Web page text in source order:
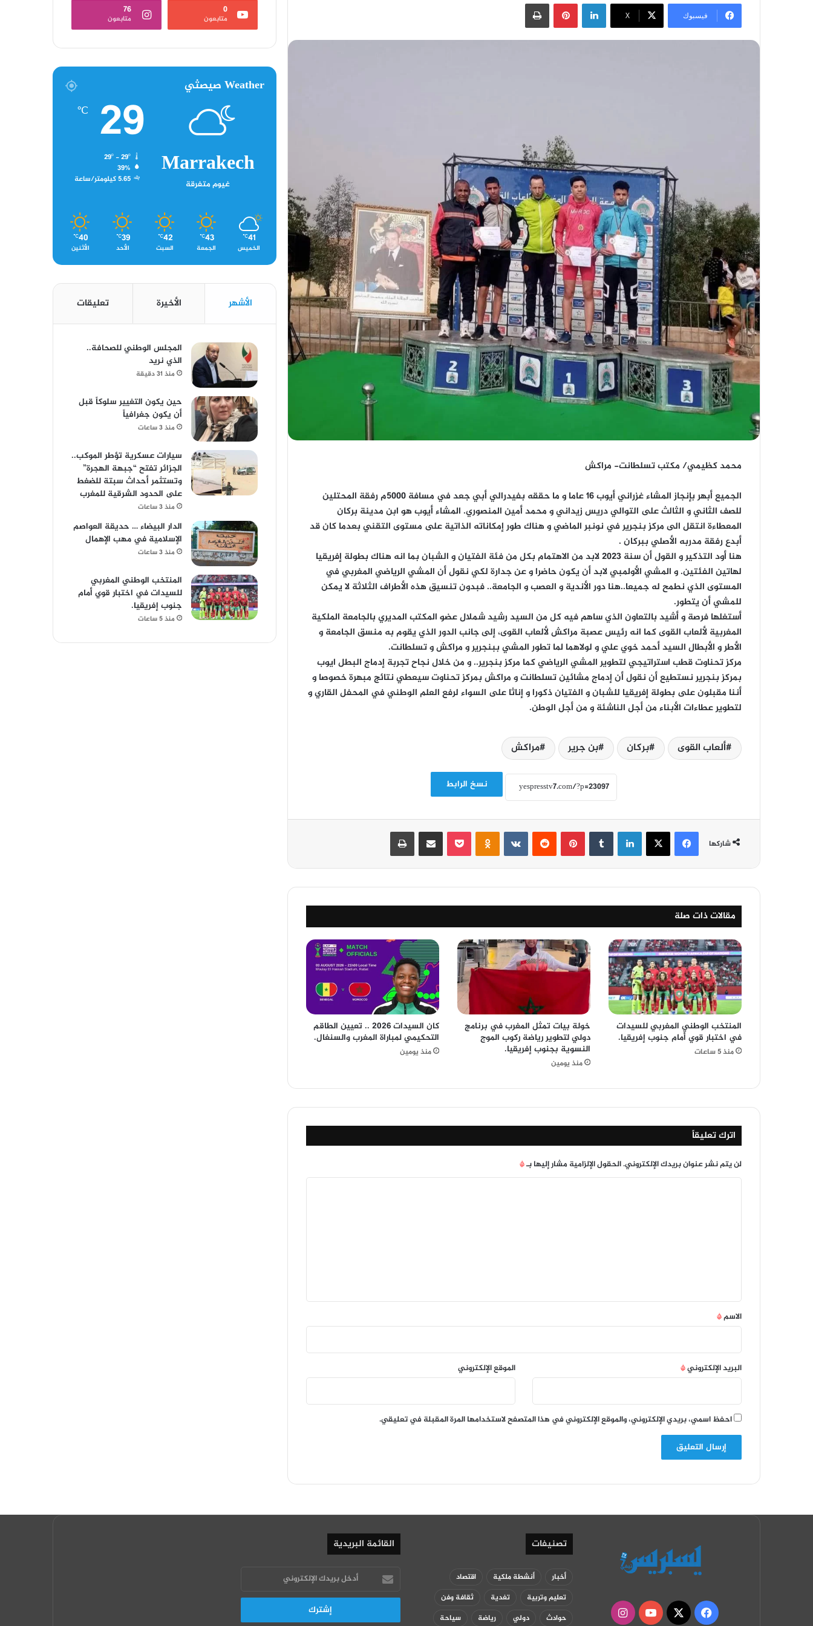
فيسبوك ‫X
لينكدإن بينتيريست
محمد كظيمي/ مكتب تسلطانت- مراكش
الجميع أبهر بإنجاز المشاء غزراني أيوب 16 عاما و ما حققه بفيدرالي أبي جعد في مسافة 5000م رفقة المحتلين
للصف الثاني و الثالث على التوالي دريس زيداني و محمد أمين المنصوري. المشاء أيوب هو ابن مدينة بركان
المعطاءة انتقل الى مركز بنجرير في نونبر الماضي و هناك طور إمكاناته الذاتية على مستوى التقني بعدما كان قد
أبدع رفقة مدربه الأصلي ببركان .
هنا أود التذكير و القول أن سنة 2023 لابد من الاهتمام بكل من فئة الفتيان و الشبان بما انه هناك بطولة إفريقيا
لهاتين الفئتين. و المشي الأولمبي لابد أن يكون حاضرا و عن جدارة لكي نقول أن المشي الرياضي المغربي في
المستوى الذي نطمح له جميعا..هنا دور الأندية و العصب و الجامعة.. فبدون تنسيق هذه الأطراف الثلاثة لا يمكن
للمشي أن يتطور.
أستغلها فرصة و أشيد بالتعاون الذي ساهم فيه كل من السيد رشيد شملال عضو المكتب المديري بالجامعة الملكية
المغربية لألعاب القوى كما انه رئيس عصبة مراكش لألعاب القوى، إلى جانب الدور الذي يقوم به منسق الجامعة و
الأطر و الأبطال السيد أحمد خوي علي و لولاهما لما تطور المشي ببنجرير و مراكش و تسلطانت.
مركز تحناوت قطب استراتيجي لتطوير المشي الرياضي كما مركز بنجرير.. و من خلال نجاح تجربة إدماج البطل ايوب
بمركز بنجرير نستطيع أن نقول أن إدماج مشائين تسلطانت و مراكش بمركز تحناوت سيعطي نتائج مبهرة خصوصا و
أننا مقبلون على بطولة إفريقيا للشبان و الفتيان ذكورا و إناثا على السواء لرفع العلم الوطني في المحفل القاري و
لتطوير عطاءات الأبناء من أجل الناشئة و من أجل الوطن.
ألعاب القوى بركان بن جرير مراكش
نسخ الرابط
شاركها
فيسبوك ‫X لينكدإن بينتيريست مشاركة عبر البريد
مقالات ذات صلة
المنتخب الوطني المغربي للسيدات
في اختبار قوي أمام جنوب إفريقيا.
منذ 5 ساعات
خولة بيات تمثل المغرب في برنامج
دولي لتطوير رياضة ركوب الموج
النسوية بجنوب إفريقيا.
منذ يومين
كان السيدات 2026 .. تعيين الطاقم
التحكيمي لمباراة المغرب والسنغال.
منذ يومين
اترك تعليقاً
لن يتم نشر عنوان بريدك الإلكتروني.الحقول الإلزامية مشار إليها بـ*
*
الاسم*
البريد الإلكتروني* الموقع الإلكتروني
احفظ اسمي، بريدي الإلكتروني، والموقع الإلكتروني في هذا المتصفح لاستخدامها المرة المقبلة في تعليقي.
0
متابعون
76
متابعون
Weather صيصثي
Marrakech
غيوم متفرقة
29
℃
29º - 29º
39%
5.65 كيلومتر/ساعة
41
℃
الخميس
43
℃
الجمعة
42
℃
السبت
39
℃
الأحد
40
℃
الأثنين
الأشهر الأخيرة تعليقات
المجلس الوطني للصحافة..
الذي نريد
منذ 31 دقيقة
حين يكون التغيير سلوكاً قبل
أن يكون جغرافياً
منذ 3 ساعات
سيارات عسكرية تؤطر الموكب..
الجزائر تفتح “جبهة الهجرة”
وتستثمر أحداث سبتة للضغط
على الحدود الشرقية للمغرب
منذ 3 ساعات
الدار البيضاء … حديقة العواصم
الإسلامية في مهب الإهمال
منذ 3 ساعات
المنتخب الوطني المغربي
للسيدات في اختبار قوي أمام
جنوب إفريقيا.
منذ 5 ساعات
فيسبوك
‫X
‫YouTubeانستقرام
تصنيفات
أخبار أنشطة ملكية
اقتصاد
تعليم وتربية
تغدية
ثقافة وفن
حوادث
دولي رياضة سياحة
القائمة البريدية
أدخل
بريدك
الإلكتروني